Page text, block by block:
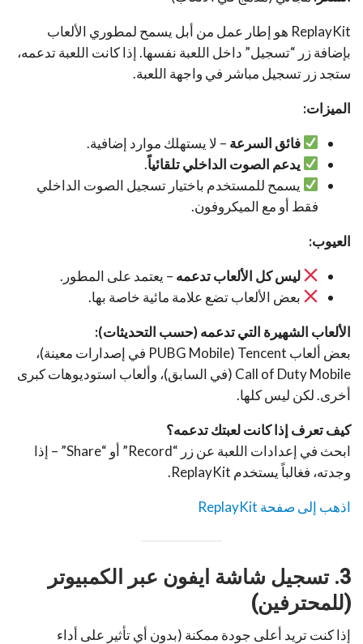
ReplayKit هو إطار عمل من أبل يسمح لمطوري الألعاب
بإضافة زر “تسجيل” داخل اللعبة نفسها. إذا كانت اللعبة تدعمه،
ستجد زر تسجيل مباشر في واجهة اللعبة.
الميزات:
فائق السرعة – لا يستهلك موارد إضافية.
يدعم الصوت الداخلي تلقائياً.
يسمح للمستخدم باختيار تسجيل الصوت الداخلي
فقط أو مع الميكروفون.
العيوب:
ليس كل الألعاب تدعمه – يعتمد على المطور.
بعض الألعاب تضع علامة مائية خاصة بها.
الألعاب الشهيرة التي تدعمه (حسب التحديثات):
بعض ألعاب Tencent (PUBG Mobile في إصدارات معينة)،
Call of Duty Mobile (في السابق)، وألعاب استوديوهات كبرى
أخرى. لكن ليس كلها.
كيف تعرف إذا كانت لعبتك تدعمه؟
ابحث في إعدادات اللعبة عن زر “Record” أو “Share” – إذا
وجدته، فغالباً يستخدم ReplayKit.
اذهب إلى صفحة ReplayKit
3. تسجيل شاشة ايفون عبر الكمبيوتر
(للمحترفين)
إذا كنت تريد أعلى جودة ممكنة (بدون أي تأثير على أداء